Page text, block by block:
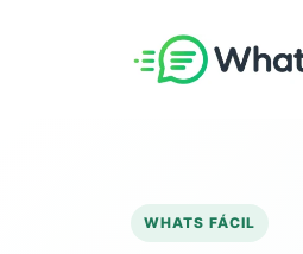
WHATS FÁCIL